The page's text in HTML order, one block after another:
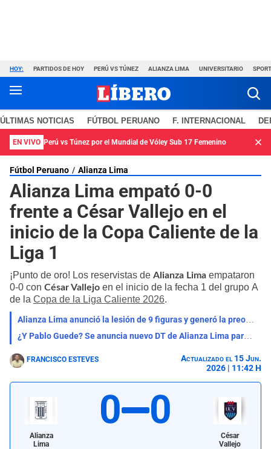
HOY: PARTIDOS DE HOY PERÚ VS TÚNEZ ALIANZA LIMA UNIVERSITARIO
ÚLTIMAS NOTICIAS FÚTBOL PERUANO F. INTERNACIONAL
EN VIVO Perú vs Túnez por el Mundial de Vóley Sub 17 Femenino
Fútbol Peruano Alianza Lima
Alianza Lima empató 0-0
frente a César Vallejo en el
inicio de la Copa Caliente de la
Liga 1
¡Punto de oro! Los reservistas de Alianza Lima empataron
0-0 con César Vallejo en el inicio de la fecha 1 del grupo A
de la Copa de la Liga Caliente 2026.
Alianza Lima anunció la lesión de 9 figuras y generó la preocupación de su hinchada
¿Y Pablo Guede? Se anuncia nuevo DT de Alianza Lima para próximo partido oficial: "El elegido
FRANCISCO ESTEVES
Actualizado el 15 Jun.
2026 | 11:42 H
Alianza
Lima
0 0
César
Vallejo